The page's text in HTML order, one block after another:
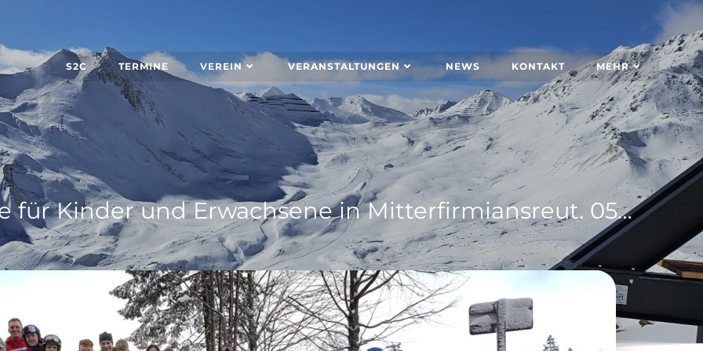
S2C TERMINE VEREIN VERANSTALTUNGEN NEWS KONTAKT MEHR
Ski- und Snowboardkurse für Kinder und Erwachsene in Mitterfirmiansreut. 05./06+12./13. Januar 2019 – 4 Tages-Skikurs